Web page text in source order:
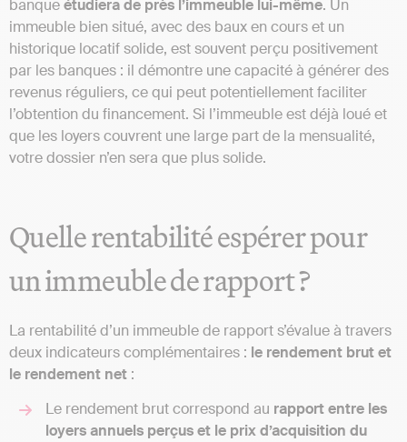
banqueétudiera de près l’immeuble lui-même. Un
immeuble bien situé, avec des baux en cours et un
historique locatif solide, est souvent perçu positivement
par les banques : il démontre une capacité à générer des
revenus réguliers, ce qui peut potentiellement faciliter
l’obtention du financement. Si l’immeuble est déjà loué et
que les loyers couvrent une large part de la mensualité,
votre dossier n’en sera que plus solide.
Quelle rentabilité espérer pour
un immeuble de rapport ?
La rentabilité d’un immeuble de rapport s’évalue à travers
deux indicateurs complémentaires : le rendement brut et
le rendement net :
Le rendement brut correspond au rapport entre les
loyers annuels perçus et le prix d’acquisition du